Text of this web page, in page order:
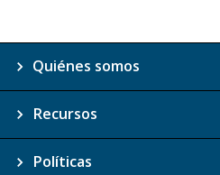
Quiénes somos
Recursos
Políticas